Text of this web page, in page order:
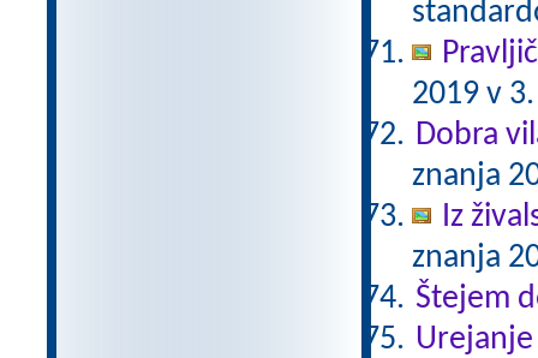
2019 v
Dobra
znanja
Iz
znanja
Štejem